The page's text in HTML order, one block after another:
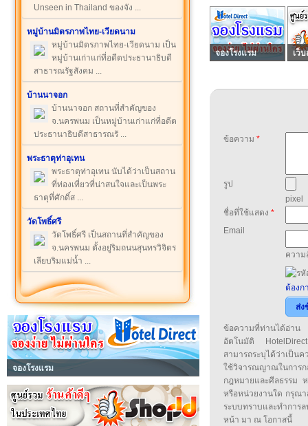
Unseen in Thailand ของจัง ...
หมู่บ้านมิตรภาพไทย-เวียดนาม
หมู่บ้านมิตรภาพไทย-เวียดนาม เป็น
หมู่บ้านเก่าแก่ที่อดีตประธานาธิบดี
สาธารณรัฐสังคม ...
บ้านนาจอก
บ้านนาจอก สถานที่สำคัญของ
จ.นครพนม เป็นหมู่บ้านเก่าแก่ที่อดีต
ประธานาธิบดีสาธารณรั ...
พระธาตุท่าอุเทน
พระธาตุท่าอุเทน นับได้ว่าเป็นสถาน
ที่ท่องเที่ยวที่น่าสนใจและเป็นพระ
ธาตุที่ศักดิ์ส ...
วัดโพธิ์ศรี
วัดโพธิ์ศรี เป็นสถานที่สำคัญของ
จ.นครพนม ตั้งอยู่ริมถนนสุนทรวิจิตร
เลียบริมแม่น้ำ ...
จองโรงแรม
จองโรงแรม เว็
ข้อความ *
รูป
pixel
ชื่อที่ใช้แสดง *
Email
ความ
ต้องก
ส่ง
ข้อความที่ท่านได้อ่าน
อัตโนมัติ
สามารถระบุได้ว่าเป็น
ใช้วิจารณญาณในกา
กฎหมายและศีลธรรม
หรือหน่วยงานใด กรุณา
ระบบทราบและทำกา
หน้า มา ณ โอกาสนี้